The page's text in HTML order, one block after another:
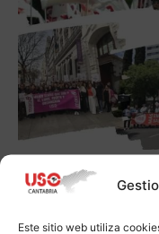
Este sitio web utiliza